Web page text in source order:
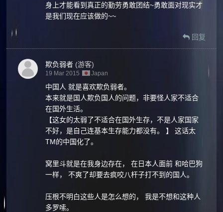
身上才能看到真正的勤劳勇敢团结~勇敢面对现实才
是我们现在应该做的~~
回复
欺负弱者 (游客)
19 Mar 2015 Japan
中国人 就是喜欢欺负弱者。
本来就是国人欺负国人的问题，非要怪人家不适合
在国外生活。
【这女的太弱了不适合在国外生存，不是人家国家
不好，是自己连基本生存能力都没有。 】 这话太
TM的中国化了。
窝里斗就是在我身边存在， 在日本人面前 和哈巴狗
一样， 不爽了却要去疯咬八杆子打不到的国人。
压根不明白这些人是怎么想的， 我是不想和这种人
多罗嗦。